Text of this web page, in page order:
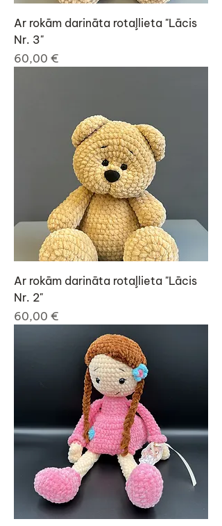
Ar rokām darināta rotaļlieta "Lācis
Nr. 3"
Cena
60,00 €
Ar rokām darināta rotaļlieta "Lācis
Nr. 2"
Cena
60,00 €